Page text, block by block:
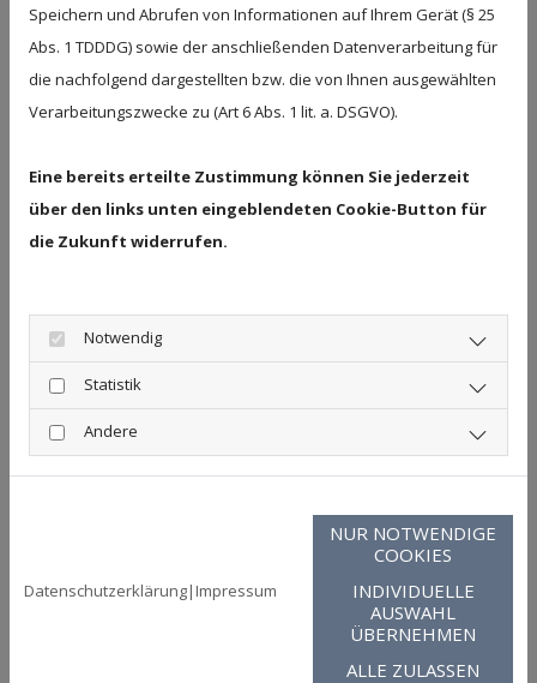
Programme an, die sowohl die Gesundheit als auch
die soziale Integration der Kinder fördern.
Für Jugendliche ab 12 Jahren gilt normalerweise die
Regelung, dass sie nicht mehr nut als Begleitung mit
aufgenommen werden können. Wenn sie jedoch
Altersgrenze bei 14 Jahren. In manchen Kliniken
weicht diese Angabe ab – es gibt auch Anbieter, bei
denen die Obergrenze generell z.B. erst bei 15
Jahren liegt.
Altersgrenze anheben können. Wenden Sie sich bei
KINDER UND JUGENDLICHE MIT
Speichern und Abrufen von Informationen auf Ihrem Gerät (§ 25
Abs. 1 TDDDG) sowie der anschließenden Datenverarbeitung für
die nachfolgend dargestellten bzw. die von Ihnen ausgewählten
Verarbeitungszwecke zu (Art 6 Abs. 1 lit. a. DSGVO).
Eine bereits erteilte Zustimmung können Sie jederzeit
über den links unten eingeblendeten Cookie-Button für
die Zukunft widerrufen.
Notwendig
Statistik
Andere
Datenschutzerklärung| Impressum
NUR NOTWENDIGE
COOKIES
INDIVIDUELLE
AUSWAHL
ÜBERNEHMEN
ALLE ZULASSEN